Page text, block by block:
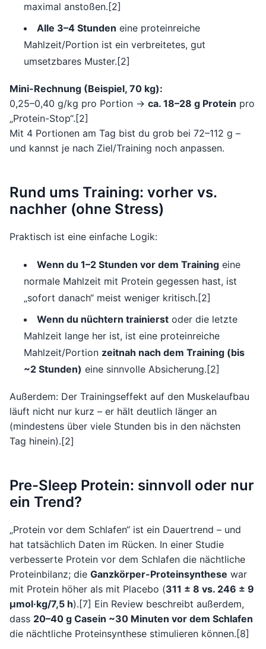
maximal anstoßen.[2]
Alle 3–4 Stunden eine proteinreiche
Mahlzeit/Portion ist ein verbreitetes, gut
umsetzbares Muster.[2]
Mini-Rechnung (Beispiel, 70 kg):
0,25–0,40 g/kg pro Portion → ca. 18–28 g Protein pro
„Protein-Stop“.[2]
Mit 4 Portionen am Tag bist du grob bei 72–112 g –
und kannst je nach Ziel/Training noch anpassen.
Rund ums Training: vorher vs.
nachher (ohne Stress)
Praktisch ist eine einfache Logik:
Wenn du 1–2 Stunden vor dem Training eine
normale Mahlzeit mit Protein gegessen hast, ist
„sofort danach“ meist weniger kritisch.[2]
Wenn du nüchtern trainierst oder die letzte
Mahlzeit lange her ist, ist eine proteinreiche
Mahlzeit/Portion zeitnah nach dem Training (bis
~2 Stunden) eine sinnvolle Absicherung.[2]
Außerdem: Der Trainingseffekt auf den Muskelaufbau
läuft nicht nur kurz – er hält deutlich länger an
(mindestens über viele Stunden bis in den nächsten
Tag hinein).[2]
Pre-Sleep Protein: sinnvoll oder nur
ein Trend?
„Protein vor dem Schlafen“ ist ein Dauertrend – und
hat tatsächlich Daten im Rücken. In einer Studie
verbesserte Protein vor dem Schlafen die nächtliche
Proteinbilanz; die Ganzkörper-Proteinsynthese war
mit Protein höher als mit Placebo (311 ± 8 vs. 246 ± 9
μmol·kg/7,5 h).[7] Ein Review beschreibt außerdem,
dass 20–40 g Casein ~30 Minuten vor dem Schlafen
die nächtliche Proteinsynthese stimulieren können.[8]